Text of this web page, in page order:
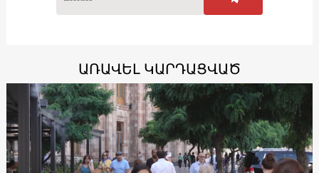
ԱՌԱՎԵԼ ԿԱՐԴԱՑՎԱԾ